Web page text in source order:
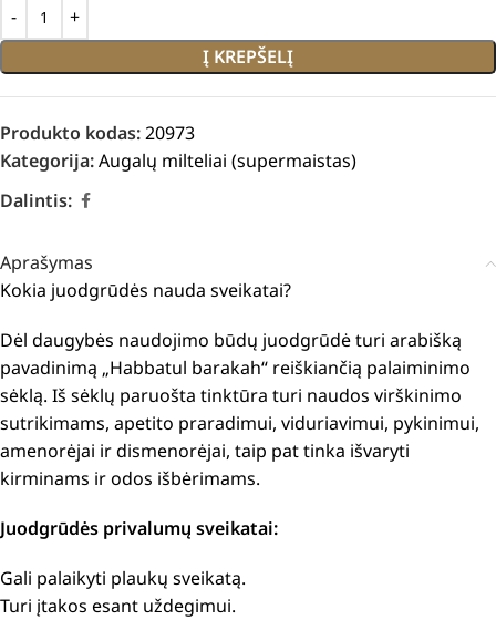
Į KREPŠELĮ
Produkto kodas:20973
Kategorija:Augalų milteliai (supermaistas)
Dalintis:
Aprašymas
Kokia juodgrūdės nauda sveikatai?
Dėl daugybės naudojimo būdų juodgrūdė turi arabišką
pavadinimą „Habbatul barakah“ reiškiančią palaiminimo
sėklą. Iš sėklų paruošta tinktūra turi naudos virškinimo
sutrikimams, apetito praradimui, viduriavimui, pykinimui,
amenorėjai ir dismenorėjai, taip pat tinka išvaryti
kirminams ir odos išbėrimams.
Juodgrūdės privalumų sveikatai:
Gali palaikyti plaukų sveikatą.
Turi įtakos esant uždegimui.